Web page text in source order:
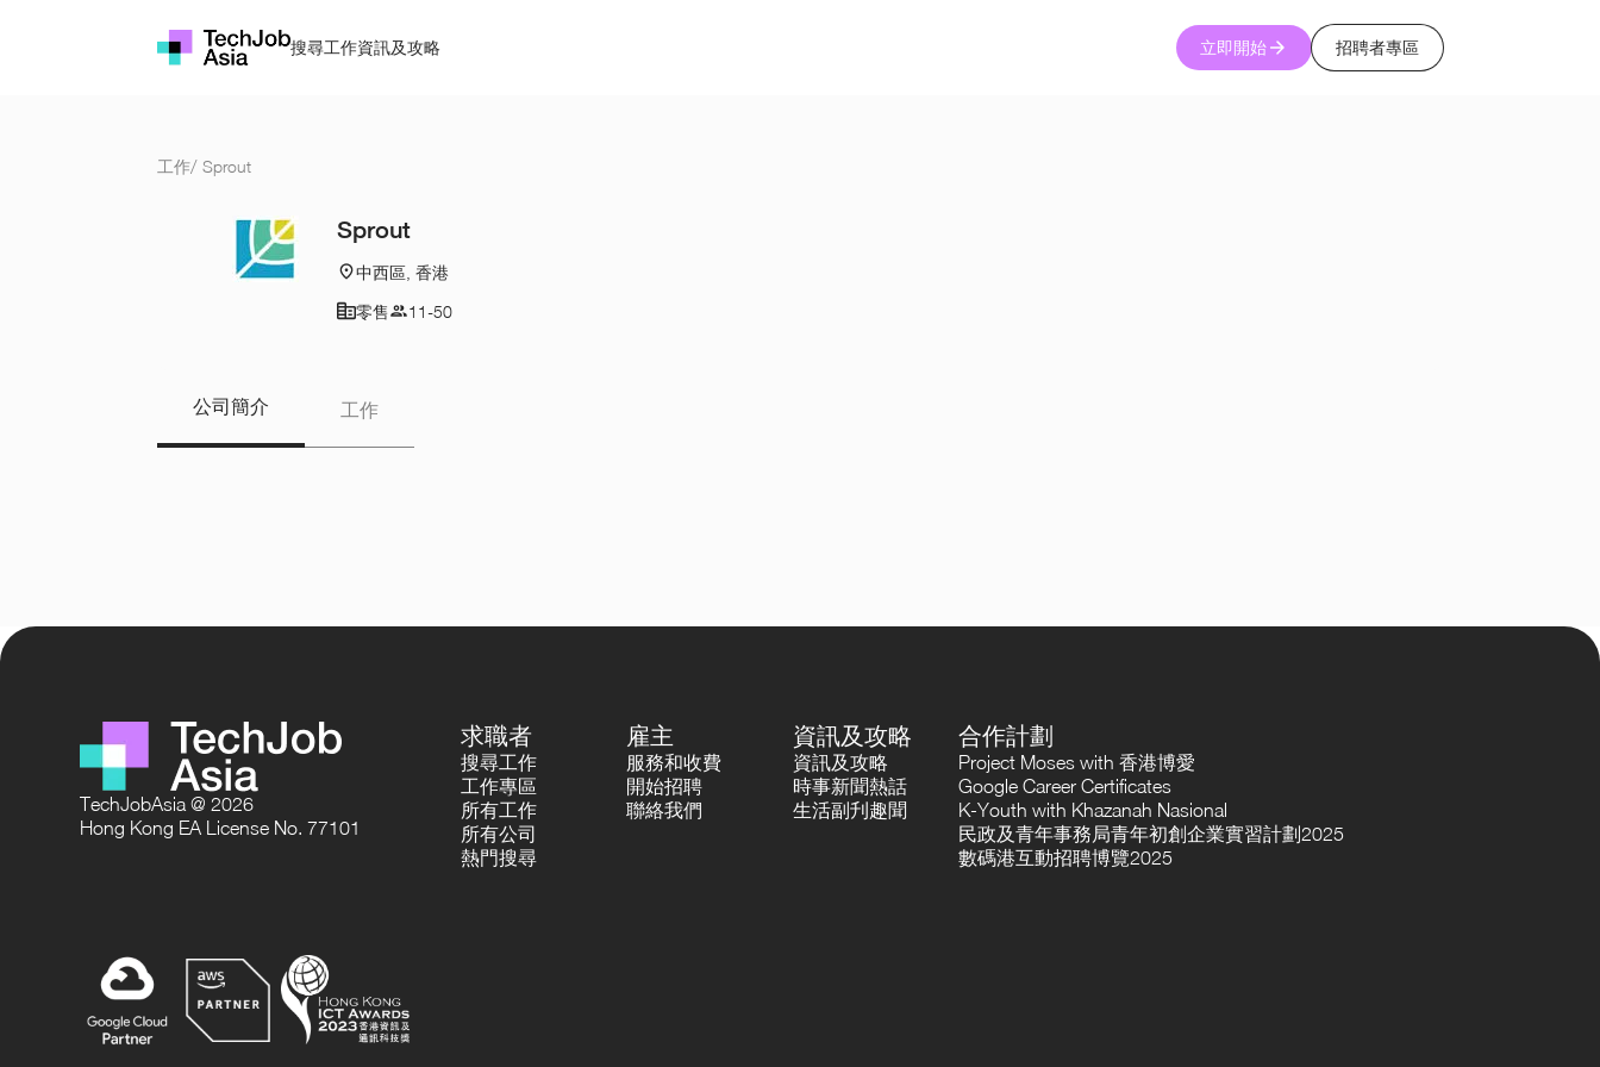
搜尋工作資訊及攻略 立即開始 招聘者專區
工作/ Sprout
Sprout
中西區, 香港
零售
11-50
公司簡介 工作
TechJobAsia @ 2026
Hong Kong EA License No. 77101
求職者
搜尋工作
工作專區
所有工作
所有公司
熱門搜尋
雇主
服務和收費
開始招聘
聯絡我們
資訊及攻略
資訊及攻略
時事新聞熱話
生活副刋趣聞
合作計劃
Project Moses with 香港博愛
Google Career Certificates
K-Youth with Khazanah Nasional
民政及青年事務局青年初創企業實習計劃2025
數碼港互動招聘博覽2025